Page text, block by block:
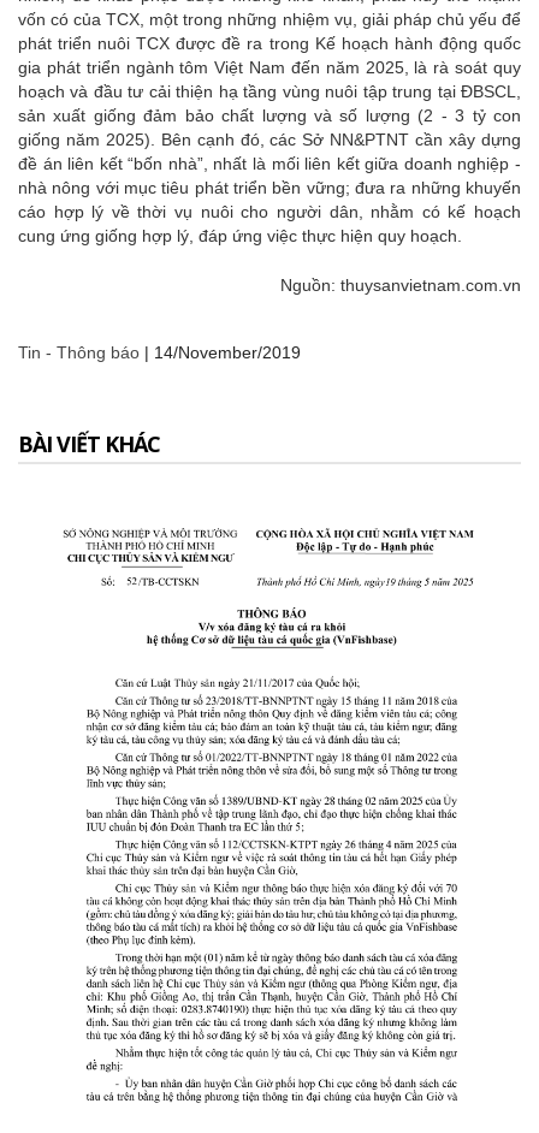
vốn có của TCX, một trong những nhiệm vụ, giải pháp chủ yếu để
phát triển nuôi TCX được đề ra trong Kế hoạch hành động quốc
gia phát triển ngành tôm Việt Nam đến năm 2025, là rà soát quy
hoạch và đầu tư cải thiện hạ tầng vùng nuôi tập trung tại ĐBSCL,
sản xuất giống đảm bảo chất lượng và số lượng (2 - 3 tỷ con
giống năm 2025). Bên cạnh đó, các Sở NN&PTNT cần xây dựng
đề án liên kết “bốn nhà”, nhất là mối liên kết giữa doanh nghiệp -
nhà nông với mục tiêu phát triển bền vững; đưa ra những khuyến
cáo hợp lý về thời vụ nuôi cho người dân, nhằm có kế hoạch
cung ứng giống hợp lý, đáp ứng việc thực hiện quy hoạch.
Nguồn: thuysanvietnam.com.vn
Tin - Thông báo | 14/November/2019
BÀI VIẾT KHÁC